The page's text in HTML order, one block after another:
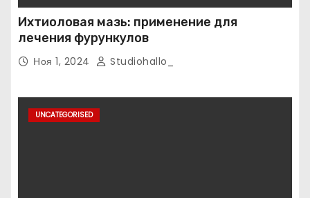
Ихтиоловая мазь: применение для
лечения фурункулов
Ноя 1, 2024 Studiohallo_
UNCATEGORISED